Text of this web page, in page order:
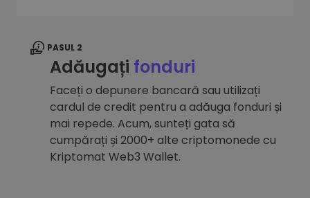
PASUL 2
Adăugați fonduri
Faceți o depunere bancară sau utilizați
cardul de credit pentru a adăuga fonduri și
mai repede. Acum, sunteți gata să
cumpărați și 2000+ alte criptomonede cu
Kriptomat Web3 Wallet.